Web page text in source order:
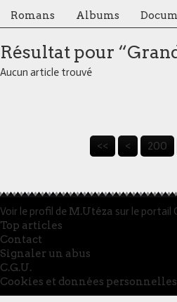
Romans Albums
Résultat pour
Aucun article trouvé
<< < 200
Voir le profil de M.Utéza sur le portail
Top articles
Contact
Signaler un abus
C.G.U.
Cookies et données personnelles